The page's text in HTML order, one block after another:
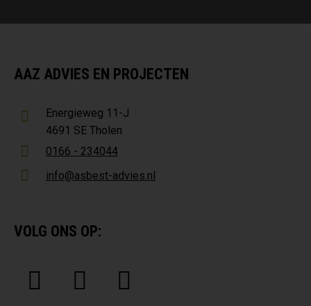
AAZ ADVIES EN PROJECTEN
Energieweg 11-J
4691 SE Tholen
0166 - 234044
info@asbest-advies.nl
VOLG ONS OP: